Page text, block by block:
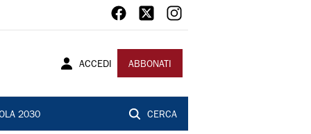
ACCEDI ABBONATI
2030 CERCA